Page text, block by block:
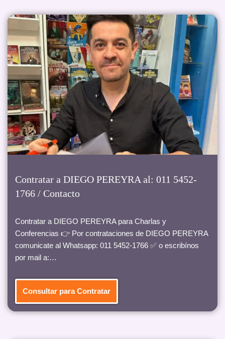
Contratar a DIEGO PEREYRA al: 011 5452-
1766 / Contacto
Contratar a DIEGO PEREYRA para Charlas y
Conferencias 👉 Por contrataciones de DIEGO PEREYRA
comunicate al Whatsapp: 011 5452-1766 ✅ o escribínos
por mail a:…
Consultar para Contratar